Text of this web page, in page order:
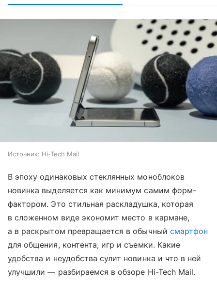
Источник: Hi-Tech Mail
В эпоху одинаковых стеклянных моноблоков
новинка выделяется как минимум самим форм-
фактором. Это стильная раскладушка, которая
в сложенном виде экономит место в кармане,
а в раскрытом превращается в обычный смартфон
для общения, контента, игр и съемки. Какие
удобства и неудобства сулит новинка и что в ней
улучшили — разбираемся в обзоре Hi-Tech Mail.